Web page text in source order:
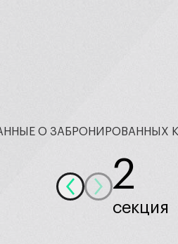
О ЗАБРОНИРОВАННЫХ
2
секция